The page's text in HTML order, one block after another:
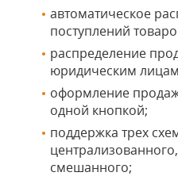
автоматическое
поступлений
распределение
юридическим
оформление
одной кнопкой;
поддержка трех
смешанного;